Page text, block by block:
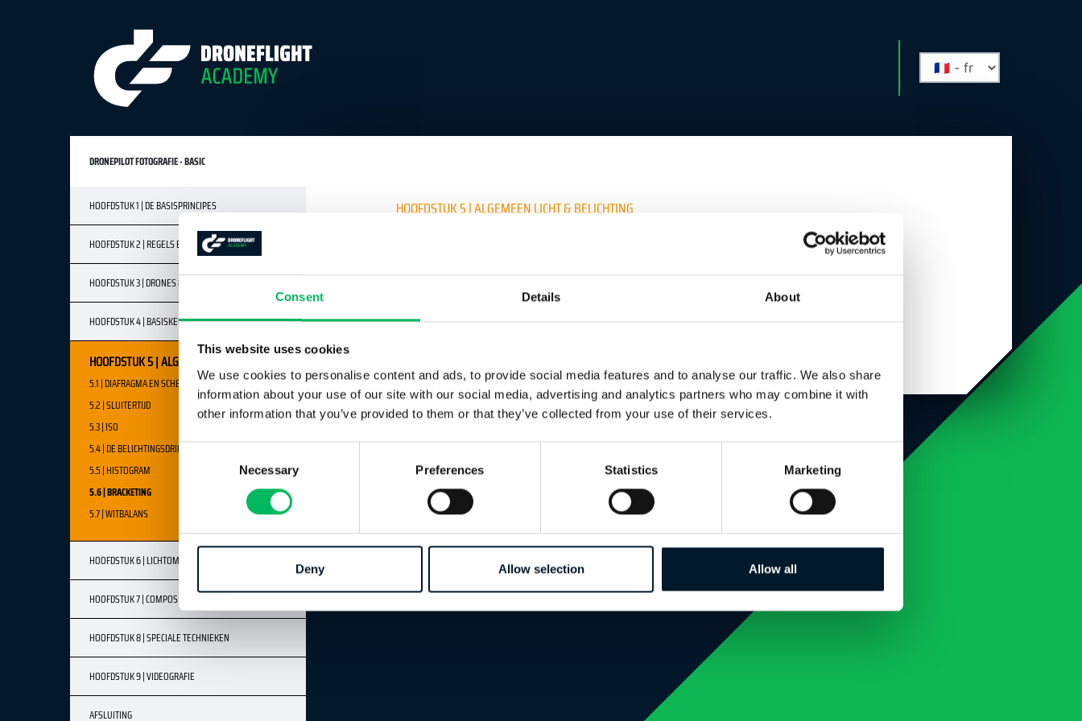
Consent Details About
This website uses cookies
We use cookies to personalise content and ads, to provide social media features and to analyse our traffic. We also share
information about your use of our site with our social media, advertising and analytics partners who may combine it with
other information that you’ve provided to them or that they’ve collected from your use of their services.
Consent
Necessary Preferences Statistics Marketing
Deny Allow selection Allow all
DRONEPILOT FOTOGRAFIE - BASIC
HOOFDSTUK 1 | DE BASISPRINCIPES
HOOFDSTUK 2 | REGELS EN VEILIGHEID
HOOFDSTUK 3 | DRONES & CAMERA'S
HOOFDSTUK 4 | BASISKENNIS DIGITALE CAMERA
HOOFDSTUK 5 | ALGEMEEN LICHT & BELICHTING
5.1 | DIAFRAGMA EN SCHERPTEDIEPTE
5.2 | SLUITERTIJD
5.3 | ISO
5.4 | DE BELICHTINGSDRIEHOEK
5.5 | HISTOGRAM
5.6 | BRACKETING
5.7 | WITBALANS
HOOFDSTUK 6 | LICHTOMSTANDIGHEDEN
HOOFDSTUK 7 | COMPOSITIE & FRAMING
HOOFDSTUK 8 | SPECIALE TECHNIEKEN
HOOFDSTUK 9 | VIDEOGRAFIE
AFSLUITING
HOOFDSTUK 5 | ALGEMEEN LICHT & BELICHTING